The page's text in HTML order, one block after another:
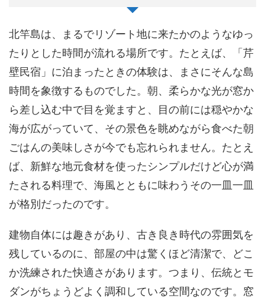
北竿島は、まるでリゾート地に来たかのようなゆっ
たりとした時間が流れる場所です。たとえば、「芹
壁民宿」に泊まったときの体験は、まさにそんな島
時間を象徴するものでした。朝、柔らかな光が窓か
ら差し込む中で目を覚ますと、目の前には穏やかな
海が広がっていて、その景色を眺めながら食べた朝
ごはんの美味しさが今でも忘れられません。たとえ
ば、新鮮な地元食材を使ったシンプルだけど心が満
たされる料理で、海風とともに味わうその一皿一皿
が格別だったのです。
建物自体には趣きがあり、古き良き時代の雰囲気を
残しているのに、部屋の中は驚くほど清潔で、どこ
か洗練された快適さがあります。つまり、伝統とモ
ダンがちょうどよく調和している空間なのです。窓